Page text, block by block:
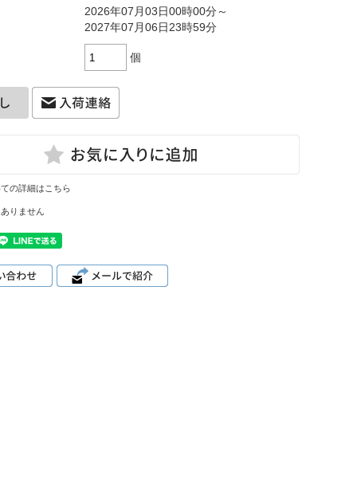
2026年07月03日00時00分～
2027年07月06日23時59分
個
の詳細はこちら
りません